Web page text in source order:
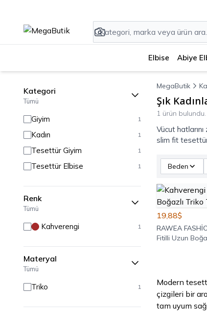
Elbise Abiye
Kategori
Tümü
Giyim 1
Kadın 1
Tesettür Giyim 1
Tesettür Elbise 1
Renk
Tümü
Kahverengi 1
Materyal
Tümü
Triko 1
MegaButik
Şık
1 ürün bulundu.
Vücut
slim fit tesettür
Beden
19,88$
RAWEA
Fitilli Uzun
Modern
çizgileri bir
tam uyum